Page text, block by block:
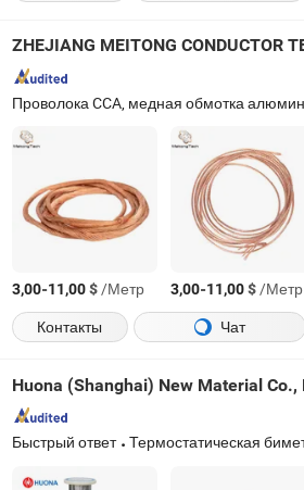
3,00-11,00$/Метр 3,00-11,00$/Метр
Контакты
Чат
Huona (Shanghai) New Material Co.,
Быстрый ответ Термостатическая биметаллическая полоса, сварочная проволока, мягкие магнитные сплавы, резистивный сплав, магниевый сплав, аморфные и нанокристаллические